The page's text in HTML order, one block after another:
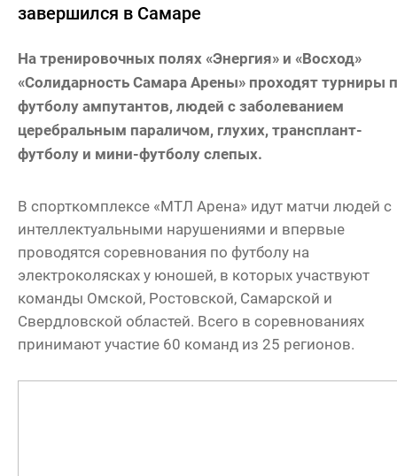
завершился в Самаре
На тренировочных полях «Энергия» и «Восход»
«Солидарность Самара Арены» проходят турниры
футболу ампутантов, людей с заболеванием
церебральным параличом, глухих, трансплант-
футболу и мини-футболу слепых.
В спорткомплексе «МТЛ Арена» идут матчи людей с
интеллектуальными нарушениями и впервые
проводятся соревнования по футболу на
электроколясках у юношей, в которых участвуют
команды Омской, Ростовской, Самарской и
Свердловской областей. Всего в соревнованиях
принимают участие 60 команд из 25 регионов.